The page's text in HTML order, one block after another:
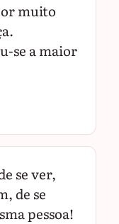
muito
se a maior
se ver,
de se
pessoa!